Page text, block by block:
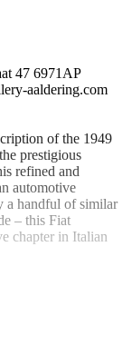
47 6971AP
aaldering.com
of the 1949
prestigious
refined and
automotive
a handful of similar
– this Fiat
chapter in Italian
hidden for
subsequently fully
elegant bodywork